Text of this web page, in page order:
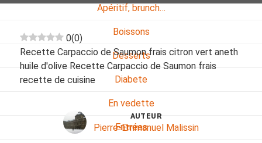
Apéritif, brunch…
Boissons
Desserts
Diabete
En vedette
Entrées
0(0)
Recette Carpaccio de Saumon frais citron vert aneth
huile d'olive Recette Carpaccio de Saumon frais
recette de cuisine
AUTEUR
Pierre-Emmanuel Malissin